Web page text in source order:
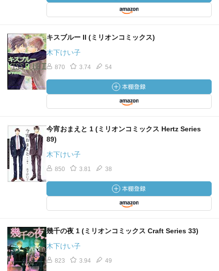
キスブルー II (ミリオンコミックス)
木下けい子
870 3.74 54
今宵おまえと 1 (ミリオンコミックス Hertz Series
89)
木下けい子
850 3.81 38
幾千の夜 1 (ミリオンコミックス Craft Series 33)
木下けい子
823 3.94 49